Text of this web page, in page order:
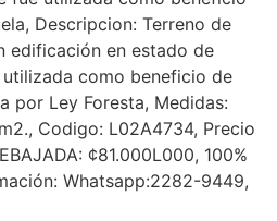
Descripcion: Terreno de
edificación en estado de
como beneficio de
por Ley Foresta, Medidas:
Codigo: L02A4734, Precio
¢81.000L000, 100%
Whatsapp:2282-9449,